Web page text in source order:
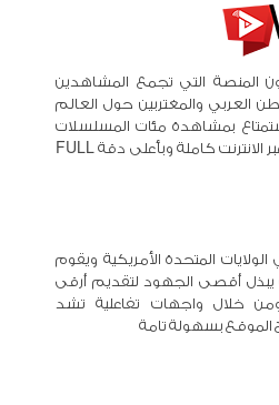
التي تجمع المشاهدين
العربي والمغتربين حول العالم
بمشاهدة مئات المسلسلات
والأعمال العربية الحصرية عبر الانترنت كاملة وبأعلى دقة FULL
المتحدة الأمريكية ويقوم
يبذل أقصى الجهود لتقديم أرقى
خلال واجهات تفاعلية تشد
بسهولة تامة